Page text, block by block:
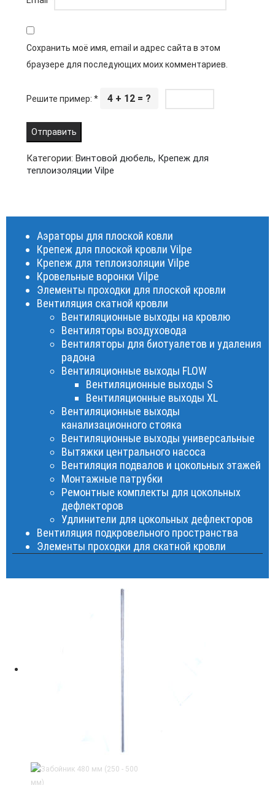
Сохранить моё имя, email и адрес сайта в этом
браузере для последующих моих комментариев.
Решите пример: * 4 + 12 = ?
Категории: Винтовой дюбель, Крепеж для
теплоизоляции Vilpe
Аэраторы для плоской ковли
Крепеж для плоской кровли Vilpe
Крепеж для теплоизоляции Vilpe
Кровельные воронки Vilpe
Элементы проходки для плоской кровли
Вентиляция скатной кровли
Вентиляционные выходы на кровлю
Вентиляторы воздуховода
Вентиляторы для биотуалетов и удаления
радона
Вентиляционные выходы FLOW
Вентиляционные выходы S
Вентиляционные выходы XL
Вентиляционные выходы
канализационного стояка
Вентиляционные выходы универсальные
Вытяжки центрального насоса
Вентиляция подвалов и цокольных этажей
Монтажные патрубки
Ремонтные комплекты для цокольных
дефлекторов
Удлинители для цокольных дефлекторов
Вентиляция подкровельного пространства
Элементы проходки для скатной кровли